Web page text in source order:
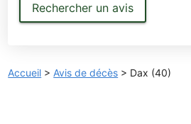
Rechercher un avis
Accueil > Avis de décès > Dax (40)